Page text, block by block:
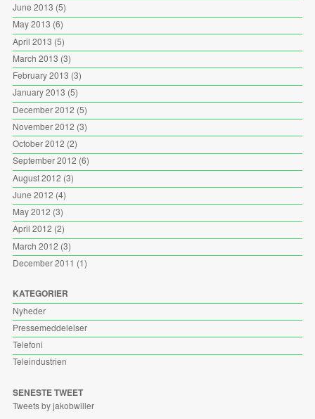
June 2013 (5)
May 2013 (6)
April 2013 (5)
March 2013 (3)
February 2013 (3)
January 2013 (5)
December 2012 (5)
November 2012 (3)
October 2012 (2)
September 2012 (6)
August 2012 (3)
June 2012 (4)
May 2012 (3)
April 2012 (2)
March 2012 (3)
December 2011 (1)
KATEGORIER
Nyheder
Pressemeddelelser
Telefoni
Teleindustrien
SENESTE TWEET
Tweets by jakobwiller